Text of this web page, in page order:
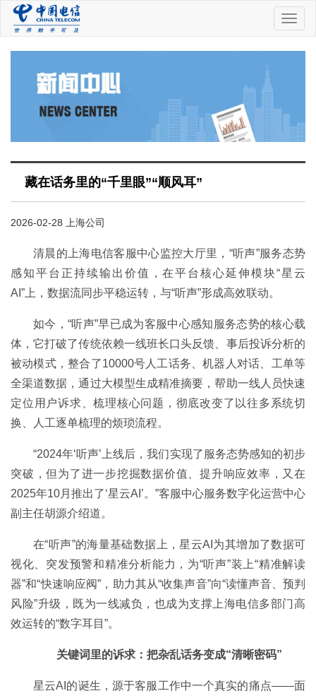
中
国
藏在话务里的“千里眼”“顺风耳”
2026-02-28 上海公司
清晨的上海电信客服中心监控大厅里，“听声”服务态势
感知平台正持续输出价值，在平台核心延伸模块“星云
AI”上，数据流同步平稳运转，与“听声”形成高效联动。
如今，“听声”早已成为客服中心感知服务态势的核心载
体，它打破了传统依赖一线班长口头反馈、事后投诉分析的
被动模式，整合了10000号人工话务、机器人对话、工单等
全渠道数据，通过大模型生成精准摘要，帮助一线人员快速
定位用户诉求、梳理核心问题，彻底改变了以往多系统切
换、人工逐单梳理的烦琐流程。
“2024年‘听声’上线后，我们实现了服务态势感知的初步
突破，但为了进一步挖掘数据价值、提升响应效率，又在
2025年10月推出了‘星云AI’。”客服中心服务数字化运营中心
副主任胡源介绍道。
在“听声”的海量基础数据上，星云AI为其增加了数据可
视化、突发预警和精准分析能力，为“听声”装上“精准解读
器”和“快速响应阀”，助力其从“收集声音”向“读懂声音、预判
风险”升级，既为一线减负，也成为支撑上海电信多部门高
效运转的“数字耳目”。
关键词里的诉求：把杂乱话务变成“清晰密码”
星云AI的诞生，源于客服工作中一个真实的痛点——面